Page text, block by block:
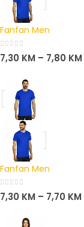
Fanfan Men
0out of 5
7,30 KM – 7,80 KM
Fanfan Men
0out of 5
7,30 KM – 7,70 KM